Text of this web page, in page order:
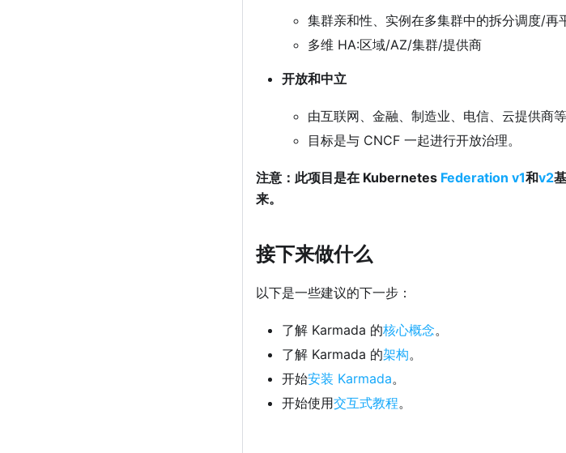
集群亲和性、实例在多集群中的拆分调度/再
多维 HA:区域/AZ/集群/提供商
开放和中立
由互联网、金融、制造业、电信、云提供商等
目标是与 CNCF 一起进行开放治理。
注意：此项目是在 Kubernetes Federation v1和v2
来。
接下来做什么
以下是一些建议的下一步：
了解 Karmada 的核心概念。
了解 Karmada 的架构。
开始安装 Karmada。
开始使用交互式教程。